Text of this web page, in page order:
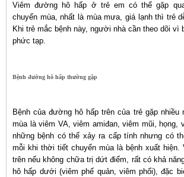
Viêm đường hô hấp ở trẻ em có thể gặp
chuyển mùa, nhất là mùa mưa, giá lạnh thì trẻ
Khi trẻ mắc bệnh này, người nhà cần theo dõi vì
phức tạp.
Bệnh đường hô hấp thường gặp
Bệnh của đường hô hấp trên của trẻ gặp nhiều
mùa là viêm VA, viêm amiđan, viêm mũi,
những bệnh có thể xảy ra cấp tính nhưng có
mỗi khi thời tiết chuyển mùa là bệnh xuất hiện.
trên nếu không chữa trị dứt điểm, rất có khả
hô hấp dưới (viêm phế quản, viêm phổi), đặc